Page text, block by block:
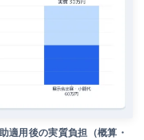
適用後の実質負担（概算・